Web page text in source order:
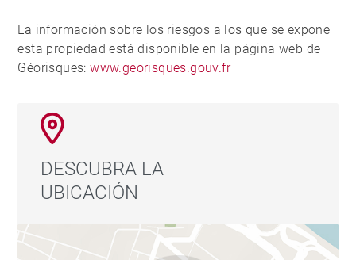
La información sobre los riesgos a los que se expone
esta propiedad está disponible en la página web de
Géorisques:www.georisques.gouv.fr
DESCUBRA LA
UBICACIÓN